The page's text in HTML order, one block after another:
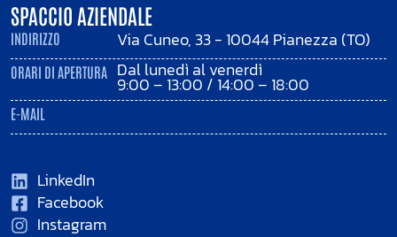
SPACCIO AZIENDALE
INDIRIZZO Via Cuneo, 33 - 10044 Pianezza (TO)
ORARI DI APERTURA Dal lunedì al venerdì
9:00 – 13:00 / 14:00 – 18:00
E-MAIL
LinkedIn
Facebook
Instagram